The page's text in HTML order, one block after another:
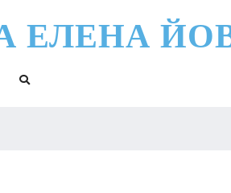
ЕЛЕНА